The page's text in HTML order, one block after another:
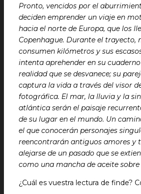
Pronto, vencidos por el
deciden emprender un viaje en
hacia el norte de Europa, que los
Copenhague. Durante el trayecto,
consumen kilómetros y sus
intenta aprehender en su
realidad que se desvanece; su
captura la vida a través del visor
fotográfica. El mar, la lluvia y la
atlántica serán el paisaje
de su lugar en el mundo. Un
el que conocerán personajes
reencontrarán antiguos amores y
alejarse de un pasado que se
como una mancha de aceite sobre
¿Cuál es vuestra lectura de finde?